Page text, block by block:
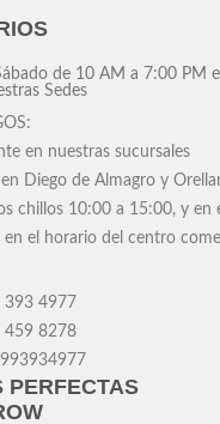
de 10 AM a 7:00 PM
Sedes
en nuestras sucursales
Diego de Almagro y
chillos 10:00 a 15:00, y en
en el horario del centro
393 4977
459 8278
PERFECTAS